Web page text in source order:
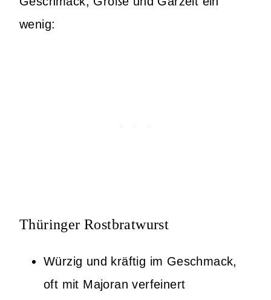
wenig:
Thüringer Rostbratwurst
Würzig und kräftig im Geschmack,
oft mit Majoran verfeinert